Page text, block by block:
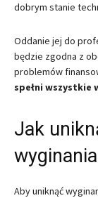
dobrym stanie
Oddanie jej do
będzie zgodna z
problemów
spełni wszystkie
Jak
Aby uniknąć